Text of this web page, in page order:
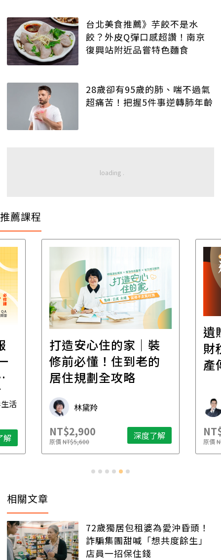
台北美食推薦》芋餃不是水
餃？外皮Q彈口感超讚！南京
復興站附近品嘗特色麵食
28歲卻有95歲的肺、喘不過氣
超痛苦！把握5件事逆轉肺年齡
推薦課程
活
解
打造安心住的家｜裝
修前必懂！住到老的
居住規劃全攻略
林黛羚
NT$2,900
原價NT$5,600 深度了解
遺
財
產
原價
相關文章
72歲獨居包租婆為愛沖昏頭！
詐騙集團甜喊「想共度餘生」
店員一招保住錢